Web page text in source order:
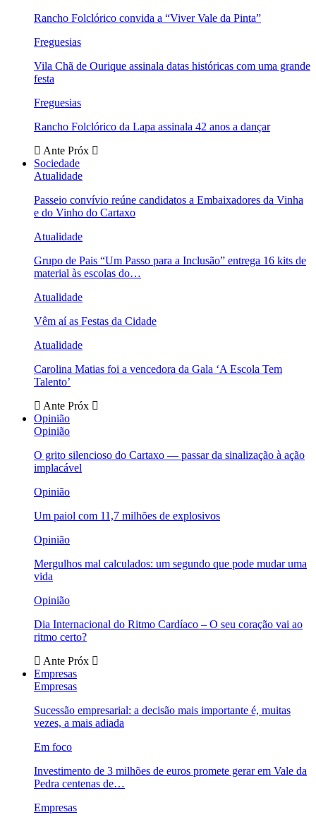
Rancho Folclórico convida a “Viver Vale da Pinta”
Freguesias
Vila Chã de Ourique assinala datas históricas com uma grande
festa
Freguesias
Rancho Folclórico da Lapa assinala 42 anos a dançar
Ante Próx
Sociedade
Atualidade
Passeio convívio reúne candidatos a Embaixadores da Vinha
e do Vinho do Cartaxo
Atualidade
Grupo de Pais “Um Passo para a Inclusão” entrega 16 kits de
material às escolas do…
Atualidade
Vêm aí as Festas da Cidade
Atualidade
Carolina Matias foi a vencedora da Gala ‘A Escola Tem
Talento’
Ante Próx
Opinião
Opinião
O grito silencioso do Cartaxo — passar da sinalização à ação
implacável
Opinião
Um paiol com 11,7 milhões de explosivos
Opinião
Mergulhos mal calculados: um segundo que pode mudar uma
vida
Opinião
Dia Internacional do Ritmo Cardíaco – O seu coração vai ao
ritmo certo?
Ante Próx
Empresas
Empresas
Sucessão empresarial: a decisão mais importante é, muitas
vezes, a mais adiada
Em foco
Investimento de 3 milhões de euros promete gerar em Vale da
Pedra centenas de…
Empresas